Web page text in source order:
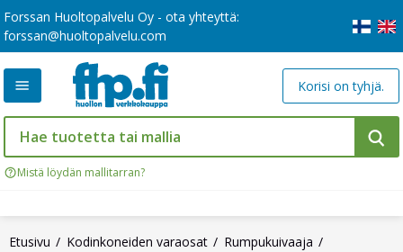
Forssan Huoltopalvelu Oy - ota yhteyttä:
forssan@huoltopalvelu.com
Mistä löydän mallitarran?
Korisi on tyhjä.
Etusivu Kodinkoneiden varaosat
Rumpukuivaaja